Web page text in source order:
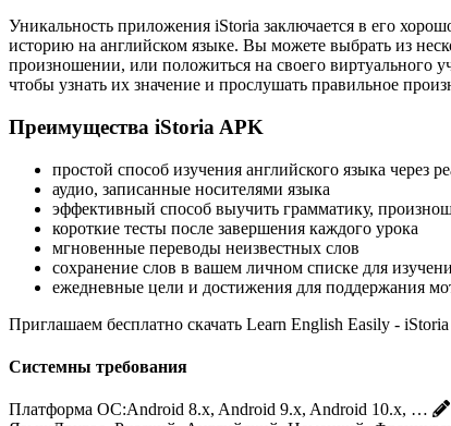
Уникальность приложения iStoria заключается в его
историю на английском языке. Вы можете выбрать из
произношении, или положиться на своего виртуального
чтобы узнать их значение и прослушать правильное
Преимущества iStoria APK
простой способ изучения английского языка через
аудио, записанные носителями языка
эффективный способ выучить грамматику,
короткие тесты после завершения каждого урока
мгновенные переводы неизвестных слов
сохранение слов в вашем личном списке для
ежедневные цели и достижения для поддержания
Приглашаем бесплатно скачать Learn English Easily -
Системны требования
Платформа ОС:Android 8.x, Android 9.x, Android 10.x, …